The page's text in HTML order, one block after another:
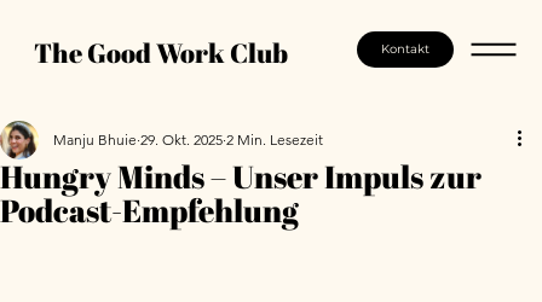
The Good Work Club Kontakt
Hungry Minds – Unser Impuls zur
Podcast-Empfehlung
Manju Bhuie 29. Okt. 2025 2 Min. Lesezeit